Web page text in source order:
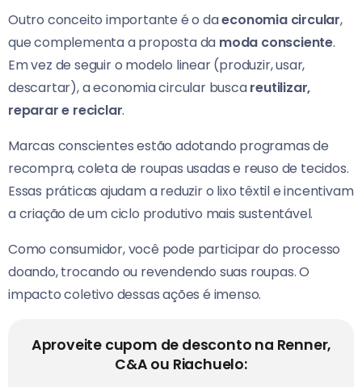
Outro conceito importante é o daeconomia circular,
que complementa a proposta da moda consciente.
Em vez de seguir o modelo linear (produzir, usar,
descartar), a economia circular buscareutilizar,
reparar e reciclar.
Marcas conscientes estão adotando programas de
recompra, coleta de roupas usadas e reuso de tecidos.
Essas práticas ajudam a reduzir o lixo têxtil e incentivam
a criação de um ciclo produtivo mais sustentável.
Como consumidor, você pode participar do processo
doando, trocando ou revendendo suas roupas. O
impacto coletivo dessas ações é imenso.
Aproveite cupom de desconto na Renner,
C&A ou Riachuelo: